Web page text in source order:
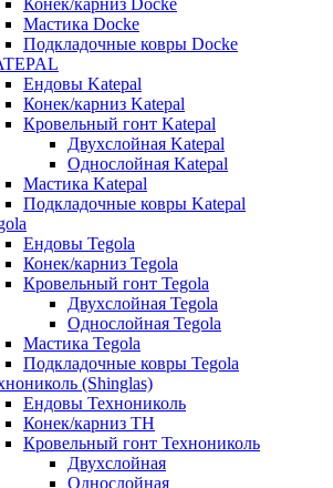
Конек/карниз Docke
Мастика Docke
Подкладочные ковры Docke
Ендовы Katepal
Конек/карниз Katepal
Кровельный гонт Katepal
Двухслойная Katepal
Однослойная Katepal
Мастика Katepal
Подкладочные ковры Katepal
Ендовы Tegola
Конек/карниз Tegola
Кровельный гонт Tegola
Двухслойная Tegola
Однослойная Tegola
Мастика Tegola
Подкладочные ковры Tegola
(Shinglas)
Ендовы Технониколь
Конек/карниз ТН
Кровельный гонт Технониколь
Двухслойная
Однослойная